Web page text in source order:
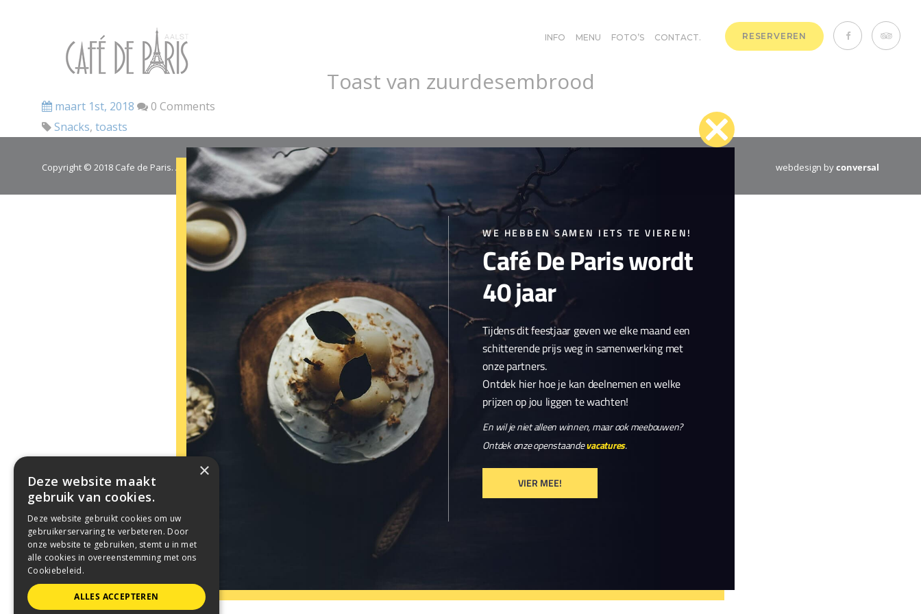
INFO MENU FOTO’S CONTACT. RESERVEREN
Toast van zuurdesembrood
maart 1st, 2018
0 Comments
Snacks, toasts
Copyright © 2018 Cafe de Paris. All Rights Reserved. Cookie policy webdesign byconversal
Close
module
WE HEBBEN SAMEN IETS TE VIEREN!
Café De Paris wordt
40 jaar
Tijdens dit feestjaar geven we elke maand een
schitterende prijs weg in samenwerking met
onze partners.
Ontdek hier hoe je kan deelnemen en welke
prijzen op jou liggen te wachten!
En wil je niet alleen winnen, maar ook meebouwen?
Ontdek onze openstaandevacatures.
VIER MEE!
×
Deze website maakt
gebruik van cookies.
Deze website gebruikt cookies om uw
gebruikerservaring te verbeteren. Door
onze website te gebruiken, stemt u in met
alle cookies in overeenstemming met ons
Cookiebeleid.
ALLES ACCEPTEREN